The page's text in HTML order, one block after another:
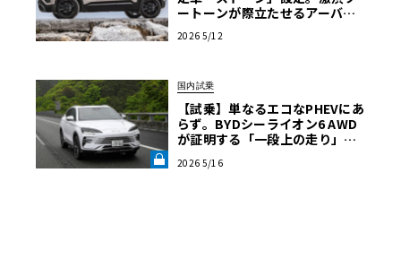
ートーンが際立たせるアーバン
2026 5/12
国内試乗
【試乗】単なるエコなPHEVにあ
らず。BYDシーライオン6 AWD
が証明する「一段上の走り」と
2026 5/16